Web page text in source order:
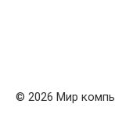
© 2026 Мир